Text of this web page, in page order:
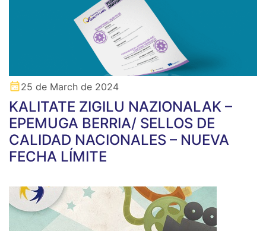
25 de March de 2024
KALITATE ZIGILU NAZIONALAK –
EPEMUGA BERRIA/ SELLOS DE
CALIDAD NACIONALES – NUEVA
FECHA LÍMITE